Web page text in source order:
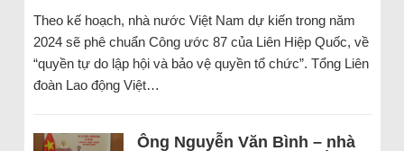
Theo kế hoạch, nhà nước Việt Nam dự kiến trong năm
2024 sẽ phê chuẩn Công ước 87 của Liên Hiệp Quốc, về
“quyền tự do lập hội và bảo vệ quyền tổ chức”. Tổng Liên
đoàn Lao động Việt…
Ông Nguyễn Văn Bình – nhà